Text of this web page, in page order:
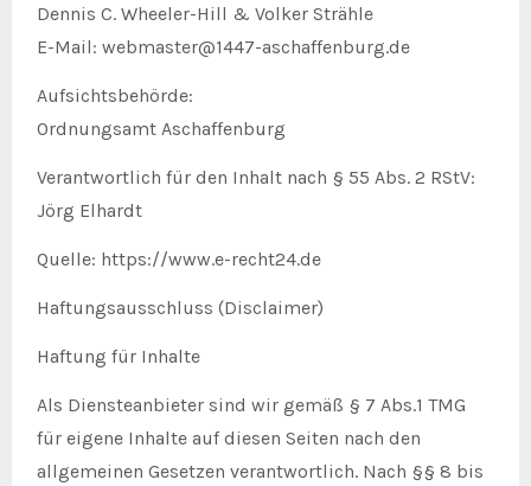
Dennis C. Wheeler-Hill & Volker Strähle
E-Mail: webmaster@1447-aschaffenburg.de
Aufsichtsbehörde:
Ordnungsamt Aschaffenburg
Verantwortlich für den Inhalt nach § 55 Abs. 2 RStV:
Jörg Elhardt
Quelle: https://www.e-recht24.de
Haftungsausschluss (Disclaimer)
Haftung für Inhalte
Als Diensteanbieter sind wir gemäß § 7 Abs.1 TMG
für eigene Inhalte auf diesen Seiten nach den
allgemeinen Gesetzen verantwortlich. Nach §§ 8 bis